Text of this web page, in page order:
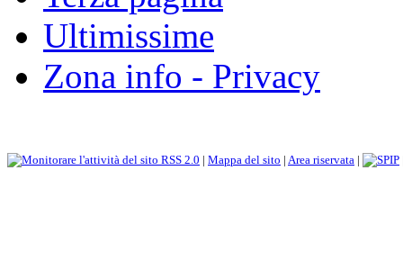
Ultimissime
Zona info - Privacy
RSS 2.0 | Mappa del sito | Area riservata |